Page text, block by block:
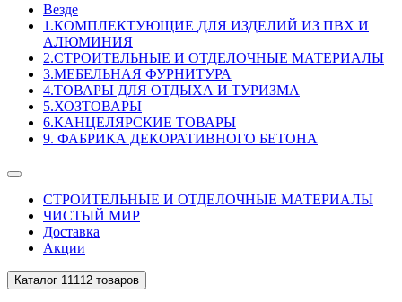
Везде
1.КОМПЛЕКТУЮЩИЕ ДЛЯ ИЗДЕЛИЙ ИЗ ПВХ И
АЛЮМИНИЯ
2.СТРОИТЕЛЬНЫЕ И ОТДЕЛОЧНЫЕ МАТЕРИАЛЫ
3.МЕБЕЛЬНАЯ ФУРНИТУРА
4.ТОВАРЫ ДЛЯ ОТДЫХА И ТУРИЗМА
5.ХОЗТОВАРЫ
6.КАНЦЕЛЯРСКИЕ ТОВАРЫ
9. ФАБРИКА ДЕКОРАТИВНОГО БЕТОНА
СТРОИТЕЛЬНЫЕ И ОТДЕЛОЧНЫЕ МАТЕРИАЛЫ
ЧИСТЫЙ МИР
Доставка
Акции
Каталог 11112 товаров